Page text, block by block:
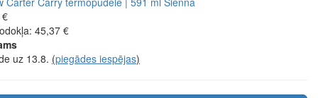
45,37 €
uz 13.8. (piegādes iespējas)